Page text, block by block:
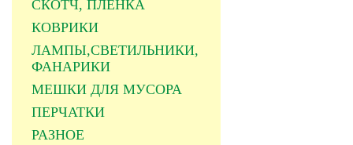
СКОТЧ, ПЛЕНКА
КОВРИКИ
ЛАМПЫ,СВЕТИЛЬНИКИ,
ФАНАРИКИ
МЕШКИ ДЛЯ МУСОРА
ПЕРЧАТКИ
РАЗНОЕ